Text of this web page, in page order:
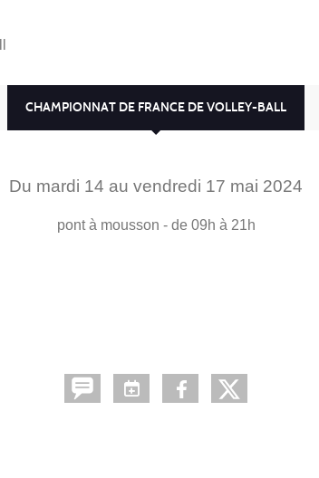
CHAMPIONNAT DE FRANCE DE VOLLEY-BALL
Du mardi 14 au vendredi 17 mai 2024
pont à mousson - de 09h à 21h